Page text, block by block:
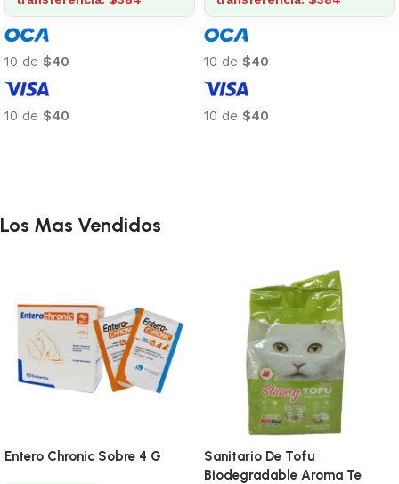
10 de $40
10 de $40
10 de $40
10 de $40
Los Mas Vendidos
Entero Chronic Sobre 4 G
Sanitario De Tofu
Biodegradable Aroma Te